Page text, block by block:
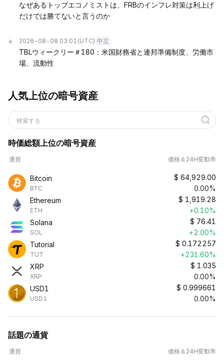
なぜあるトップエコノミストは、FRBのインフレ対策は利上げ
だけでは勝てないと言うのか
2026-08-08 03:01 (UTC) 中立
TBLウィークリー＃180：米国財務省と連邦準備制度、労働市
場、流動性
人気上位の暗号資産
検索する
時価総額上位の暗号資産
通貨 価格＆24H変動率
Bitcoin
BTC
$ 64,929.00
0.00%
Ethereum
ETH
$ 1,919.28
+0.10%
Solana
SOL
$ 76.41
+2.00%
Tutorial
TUT
$ 0.172257
+231.60%
XRP
XRP
$ 1.035
0.00%
USD1
USD1
$ 0.999661
0.00%
話題の通貨
通貨 価格＆24H変動率